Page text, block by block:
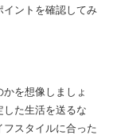
ントを確認してみ
を想像しましょ
た生活を送るな
スタイルに合った